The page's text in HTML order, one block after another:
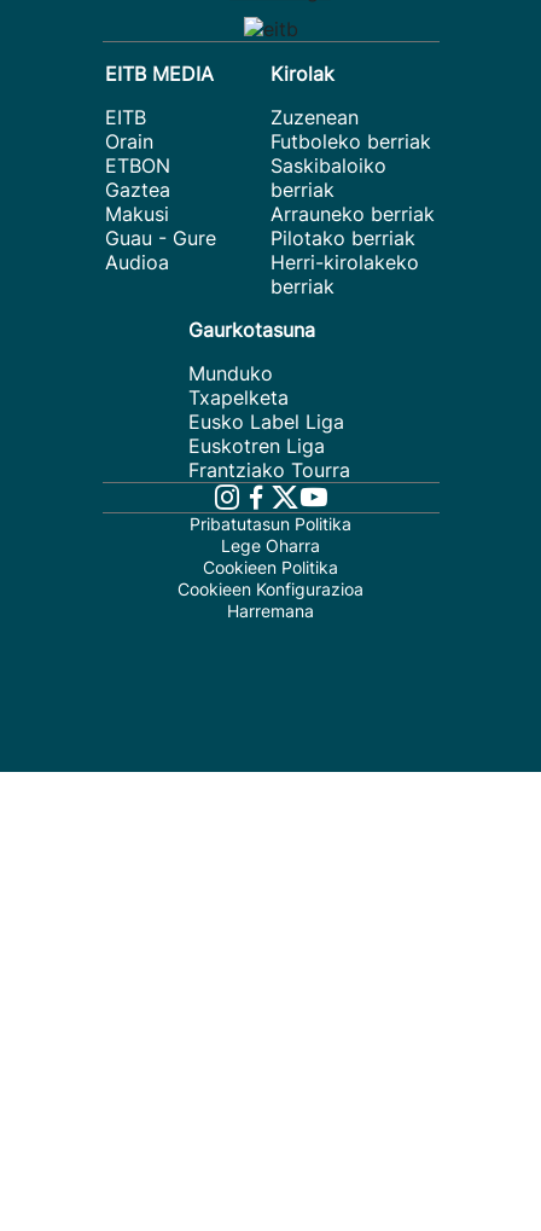
EITB MEDIA
EITB
Orain
ETBON
Gaztea
Makusi
Guau - Gure
Audioa
Kirolak
Zuzenean
Futboleko berriak
Saskibaloiko
berriak
Arrauneko berriak
Pilotako berriak
Herri-kirolakeko
berriak
Gaurkotasuna
Munduko
Txapelketa
Eusko Label Liga
Euskotren Liga
Frantziako Tourra
Pribatutasun Politika
Lege Oharra
Cookieen Politika
Cookieen Konfigurazioa
Harremana